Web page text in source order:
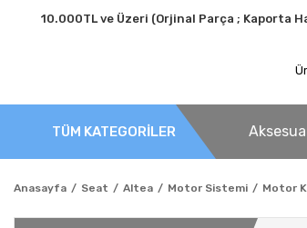
10.000TL ve Üzeri (Orjinal Parça ; Kaporta
TÜM KATEGORİLER
Anasayfa Seat Altea Motor Sistemi Motor